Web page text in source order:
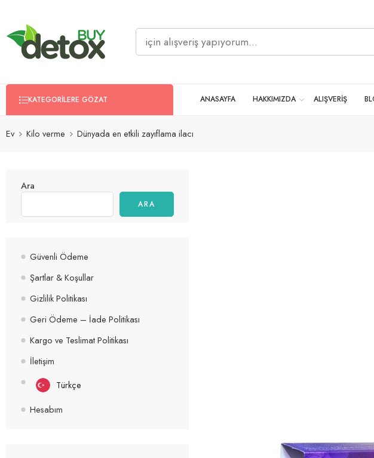
KATEGORILERE GÖZAT ANASAYFA HAKKIMIZDA ALIŞVERİŞ
Ev Kilo verme Dünyada en etkili zayıflama ilacı
Ara
ARA
Güvenli Ödeme
Şartlar & Koşullar
Gizlilik Politikası
Geri Ödeme – İade Politikası
Kargo ve Teslimat Politikası
İletişim
Türkçe
Hesabım